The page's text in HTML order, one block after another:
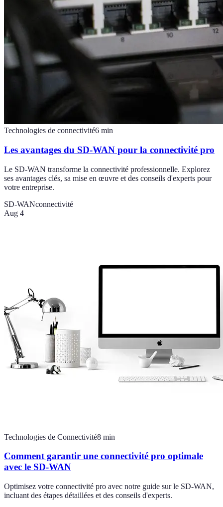
Technologies de connectivité6 min
Les avantages du SD-WAN pour la connectivité pro
Le SD-WAN transforme la connectivité professionnelle. Explorez
ses avantages clés, sa mise en œuvre et des conseils d'experts pour
votre entreprise.
SD-WANconnectivité
Aug 4
Technologies de Connectivité8 min
Comment garantir une connectivité pro optimale
avec le SD-WAN
Optimisez votre connectivité pro avec notre guide sur le SD-WAN,
incluant des étapes détaillées et des conseils d'experts.